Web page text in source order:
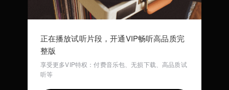
Walking Walking (英文儿歌)
正在播放试听片段，开通VIP畅听高品质完
整版
享受更多VIP特权：付费音乐包、无损下载、高品质试
听等